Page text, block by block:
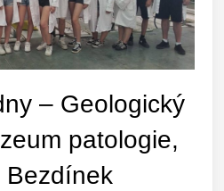
– Geologický
patologie,
Bezdínek